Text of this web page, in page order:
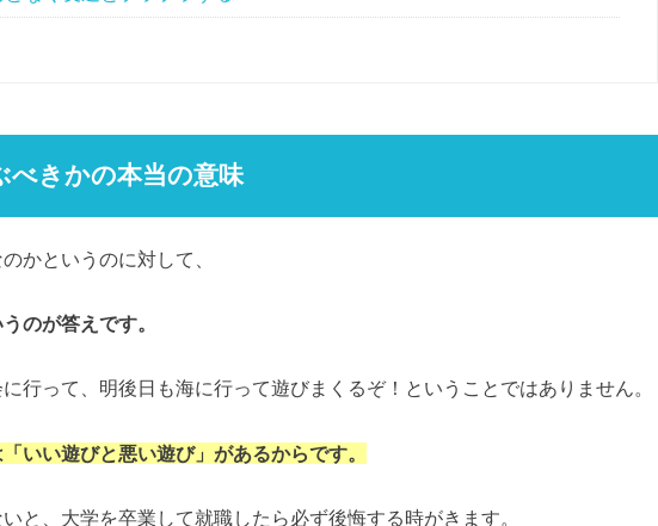
べきかの本当の意味
かというのに対して、
のが答えです。
行って、明後日も海に行って遊びまくるぞ！ということではありません。
いい遊びと悪い遊び」があるからです。
と、大学を卒業して就職したら必ず後悔する時がきます。